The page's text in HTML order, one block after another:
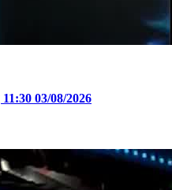
03/08/2026